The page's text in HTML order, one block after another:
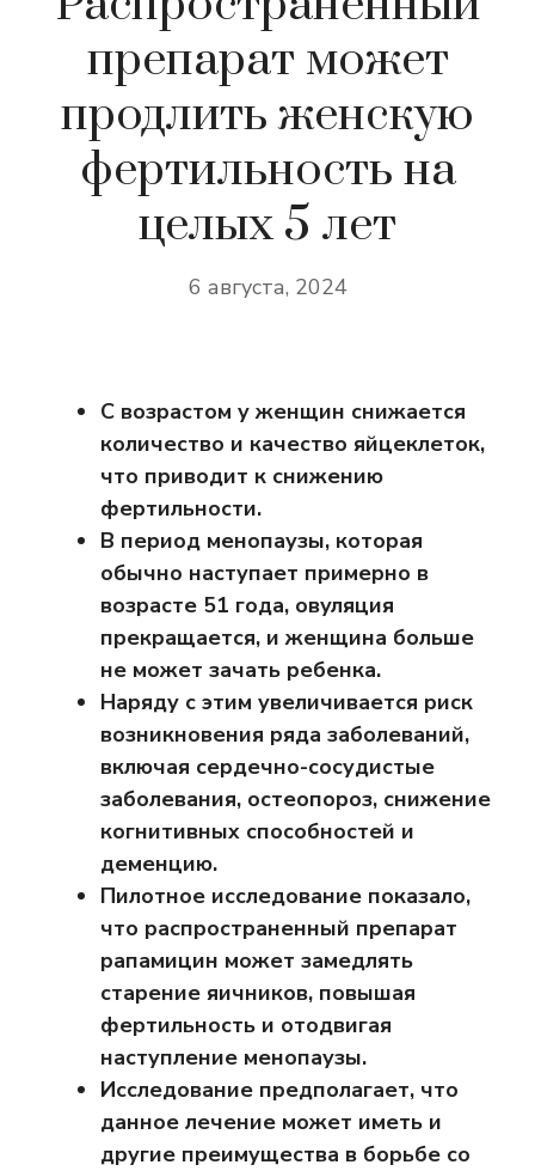
препарат может
продлить женскую
фертильность на
целых 5 лет
6 августа, 2024
С возрастом у женщин снижается
количество и качество яйцеклеток,
что приводит к снижению
фертильности.
В период менопаузы, которая
обычно наступает примерно в
возрасте 51 года, овуляция
прекращается, и женщина больше
не может зачать ребенка.
Наряду с этим увеличивается риск
возникновения ряда заболеваний,
включая сердечно-сосудистые
заболевания, остеопороз, снижение
когнитивных способностей и
деменцию.
Пилотное исследование показало,
что распространенный препарат
рапамицин может замедлять
старение яичников, повышая
фертильность и отодвигая
наступление менопаузы.
Исследование предполагает, что
данное лечение может иметь и
другие преимущества в борьбе со